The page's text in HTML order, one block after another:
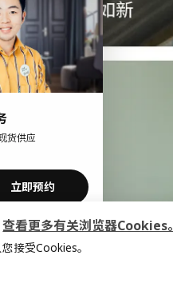
货供应
立即预约
查看更多有关浏览器Cookies。
接受Cookies。